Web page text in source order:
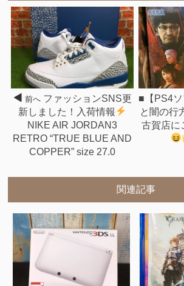
前へ ファッションSNS更
新しました！入荷情報
NIKE AIR JORDAN3
RETRO “TRUE BLUE AND
COPPER” size 27.0
■【PS4
と闇の行
古賀店に
関連記事